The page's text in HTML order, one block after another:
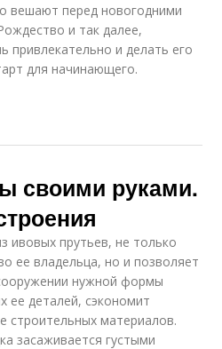
вешают перед новогодними
и так далее,
привлекательно и делать его
для начинающего.
своими руками.
ивовых прутьев, не только
ее владельца, но и позволяет
нужной формы
ее деталей, сэкономит
строительных материалов.
засаживается густыми